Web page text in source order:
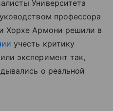
Университета
профессора
Хорхе Армони решили в
учесть критику
эксперимент так,
о реальной